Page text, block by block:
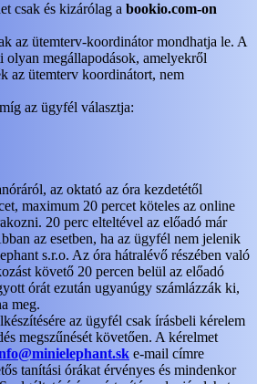
csak és kizárólag a bookio.com-on
az ütemterv-koordinátor mondhatja le. A
olyan megállapodások, amelyekről
az ütemterv koordinátort, nem
az ügyfél választja:
az oktató az óra kezdetétől
maximum 20 percet köteles az online
20 perc elteltével az előadó már
az esetben, ha az ügyfél nem jelenik
s.r.o. Az óra hátralévő részében való
követő 20 percen belül az előadó
órát ezután ugyanúgy számlázzák ki,
meg.
az ügyfél csak írásbeli kérelem
megszűnését követően. A kérelmet
e-mail címre
tanítási órákat érvényes és mindenkor